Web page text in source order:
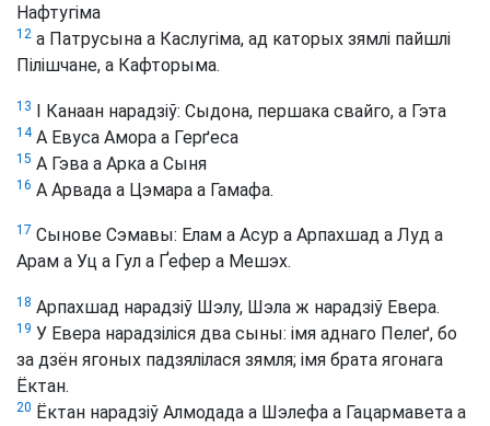
Нафтугіма
12 а Патрусына а Каслугіма, ад каторых зямлі пайшлі
Пілішчане, а Кафторыма.
13 І Канаан нарадзіў: Сыдона, першака свайго, а Гэта
14А Евуса Амора а Герґеса
15 А Гэва а Арка а Сыня
16 А Арвада а Цэмара а Гамафа.
17 Сынове Сэмавы: Елам а Асур а Арпахшад а Луд а
Арам а Уц а Гул а Ґефер а Мешэх.
18 Арпахшад нарадзіў Шэлу, Шэла ж нарадзіў Евера.
19 У Евера нарадзіліся два сыны: імя аднаго Пелеґ, бо
за дзён ягоных падзялілася зямля; імя брата ягонага
Ёктан.
20 Ёктан нарадзіў Алмодада а Шэлефа а Гацармавета а